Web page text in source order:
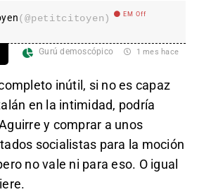
(@petitcitoyen) EM Off
Gurú demoscópico 1 mes hace
inútil, si no es capaz
en la intimidad, podría
y comprar a unos
socialistas para la moción
no vale ni para eso. O igual